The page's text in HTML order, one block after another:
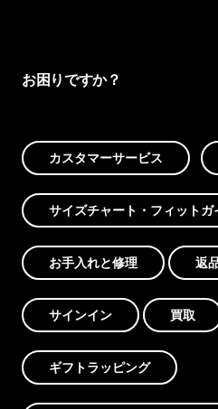
お困りですか？
カスタマーサービス
サイズチャート・フィットガ
お手入れと修理 返
サインイン 買取
ギフトラッピング